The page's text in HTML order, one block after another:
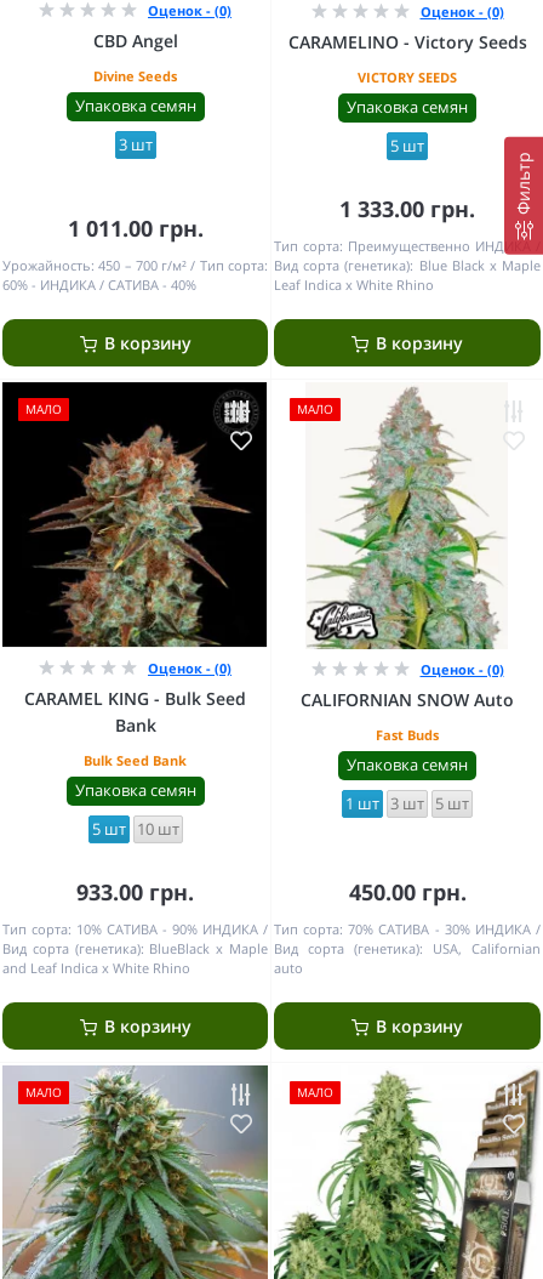
Фильтр
Оценок - (0)
CBD Angel
Divine Seeds
Упаковка семян
3 шт
1 011.00 грн.
Урожайность: 450 – 700 г/м²
Тип сорта:
60% - ИНДИКА / САТИВА - 40%
В корзину
Оценок - (0)
CARAMELINO - Victory Seeds
VICTORY SEEDS
Упаковка семян
5 шт
1 333.00 грн.
Тип сорта: Преимущественно ИНДИКА
Вид сорта (генетика): Blue Black x Maple
Leaf Indica x White Rhino
В корзину
МАЛО
Оценок - (0)
CARAMEL KING - Bulk Seed
Bank
Bulk Seed Bank
Упаковка семян
5 шт 10 шт
933.00 грн.
Тип сорта: 10% САТИВА - 90% ИНДИКА
Вид сорта (генетика): BlueBlack x Maple
and Leaf Indica x White Rhino
В корзину
МАЛО
Оценок - (0)
CALIFORNIAN SNOW Auto
Fast Buds
Упаковка семян
1 шт 3 шт 5 шт
450.00 грн.
Тип сорта: 70% САТИВА - 30% ИНДИКА
Вид сорта (генетика):
USA, Californian
auto
В корзину
МАЛО МАЛО